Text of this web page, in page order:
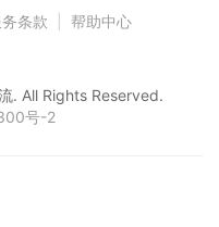
务条款 帮助中心
. All Rights Reserved.
号-2